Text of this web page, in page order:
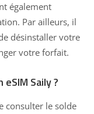
également
Par ailleurs, il
désinstaller votre
votre forfait.
Saily ?
consulter le solde